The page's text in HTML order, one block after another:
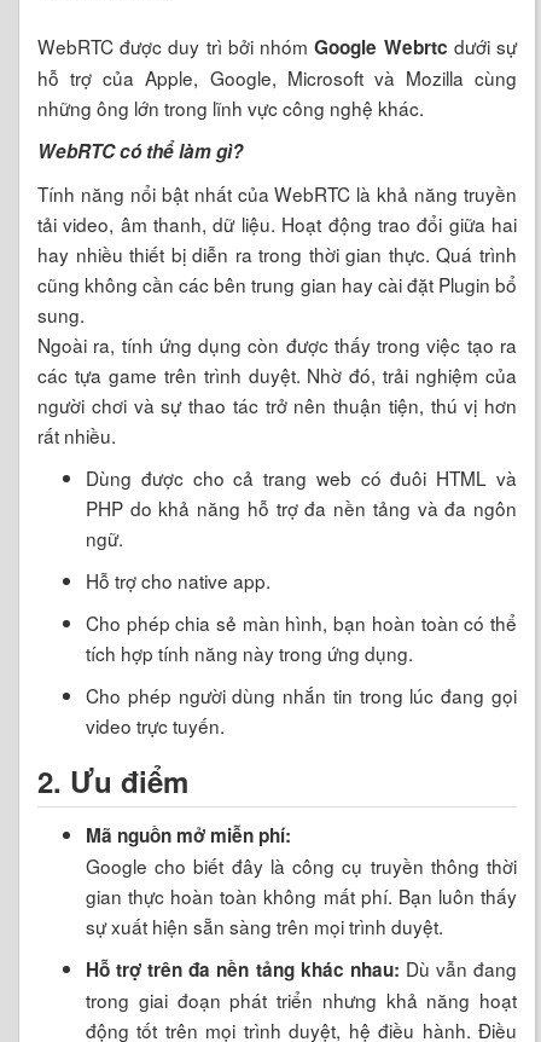
WebRTC được duy trì bởi nhómGoogle Webrtc dưới sự
hỗ trợ của Apple, Google, Microsoft và Mozilla cùng
những ông lớn trong lĩnh vực công nghệ khác.
WebRTC có thể làm gì?
Tính năng nổi bật nhất của WebRTC là khả năng truyền
tải video, âm thanh, dữ liệu. Hoạt động trao đổi giữa hai
hay nhiều thiết bị diễn ra trong thời gian thực. Quá trình
cũng không cần các bên trung gian hay cài đặt Plugin bổ
sung.
Ngoài ra, tính ứng dụng còn được thấy trong việc tạo ra
các tựa game trên trình duyệt. Nhờ đó, trải nghiệm của
người chơi và sự thao tác trở nên thuận tiện, thú vị hơn
rất nhiều.
Dùng được cho cả trang web có đuôi HTML và
PHP do khả năng hỗ trợ đa nền tảng và đa ngôn
ngữ.
Hỗ trợ cho native app.
Cho phép chia sẻ màn hình, bạn hoàn toàn có thể
tích hợp tính năng này trong ứng dụng.
Cho phép người dùng nhắn tin trong lúc đang gọi
video trực tuyến.
2. Ưu điểm
Mã nguồn mở miễn phí:
Google cho biết đây là công cụ truyền thông thời
gian thực hoàn toàn không mất phí. Bạn luôn thấy
sự xuất hiện sẵn sàng trên mọi trình duyệt.
Hỗ trợ trên đa nền tảng khác nhau: Dù vẫn đang
trong giai đoạn phát triển nhưng khả năng hoạt
động tốt trên mọi trình duyệt, hệ điều hành. Điều